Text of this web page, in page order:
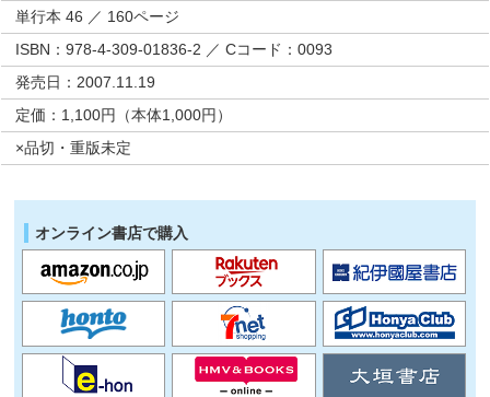
単行本 46 ／ 160ページ
ISBN：978-4-309-01836-2 ／ Cコード：0093
発売日：2007.11.19
定価：1,100円（本体1,000円）
×品切・重版未定
オンライン書店で購入